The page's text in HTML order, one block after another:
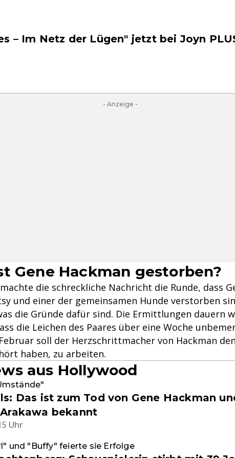
– Im Netz der Lügen" jetzt bei Joyn
- Anzeige -
Gene Hackman gestorben?
die schreckliche Nachricht die Runde, dass
und einer der gemeinsamen Hunde verstorben
die Gründe dafür sind. Die Ermittlungen dauern
die Leichen des Paares über eine Woche
soll der Herzschrittmacher von Hackman
haben, zu arbeiten.
aus Hollywood
Das ist zum Tod von Gene Hackman
bekannt
Uhr
und "Buffy" feierte sie Erfolge